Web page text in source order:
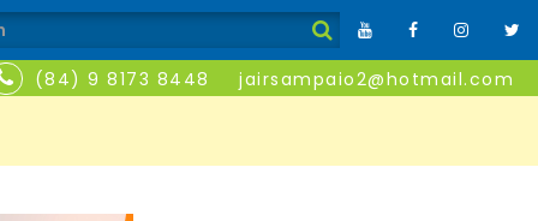
(84) 9 8173 8448 jairsampaio2@hotmail.com